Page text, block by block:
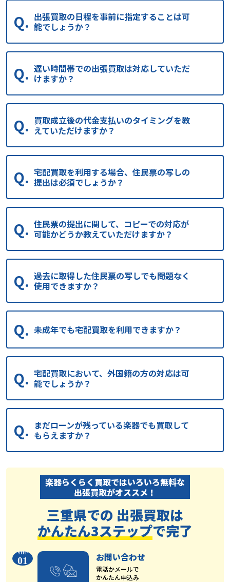
出張買取の日程を事前に指定することは可
能でしょうか？
遅い時間帯での出張買取は対応していただ
けますか？
買取成立後の代金支払いのタイミングを教
えていただけますか？
宅配買取を利用する場合、住民票の写しの
提出は必須でしょうか？
住民票の提出に関して、コピーでの対応が
可能かどうか教えていただけますか？
過去に取得した住民票の写しでも問題なく
使用できますか？
未成年でも宅配買取を利用できますか？
宅配買取において、外国籍の方の対応は可
能でしょうか？
まだローンが残っている楽器でも買取して
もらえますか？
楽器らくらく買取ではいろいろ無料な
出張買取がオススメ！
三重県での 出張買取は
かんたん3ステップで完了
01 お問い合わせ
電話かメールで
かんたん申込み